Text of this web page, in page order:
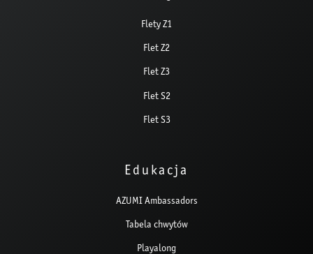
Flety Z1
Flet Z2
Flet Z3
Flet S2
Flet S3
Edukacja
AZUMI Ambassadors
Tabela chwytów
Playalong